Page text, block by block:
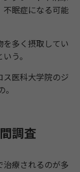
不眠症になる可能
多く摂取してい
う。
医科大学院のジ
調査
療されるのが多